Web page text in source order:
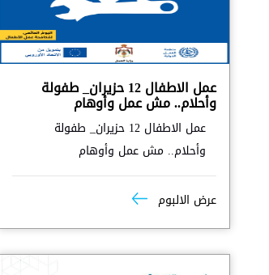
عمل الاطفال 12 حزيران_ طفولة
وأحلام.. مش عمل وأوهام
عمل الاطفال 12 حزيران_ طفولة
وأحلام.. مش عمل وأوهام
عرض الالبوم